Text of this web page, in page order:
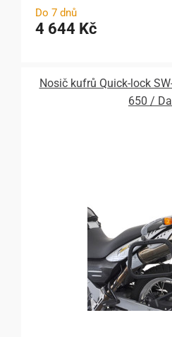
Do 7 dnů
4 644 Kč
Nosič kufrů Quick-lock
650 /